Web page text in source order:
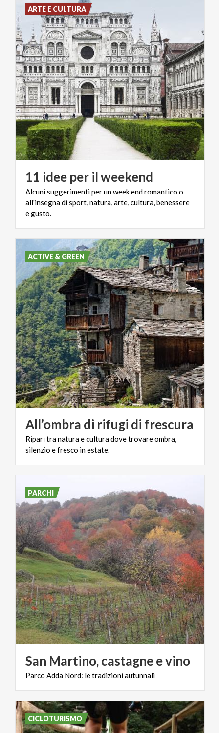
11 idee per ilweekend
Alcuni suggerimenti per un week end romantico o
all'insegna di sport, natura, arte, cultura, benessere
e gusto.
ARTE E CULTURA
All’ombra di rifugi di frescura
Riparitranaturaeculturadovetrovareombra,
silenzio efresco inestate.
ACTIVE & GREEN
San Martino,castagneevino
Parco Adda Nord: letradizioniautunnali
PARCHI
CICLOTURISMO